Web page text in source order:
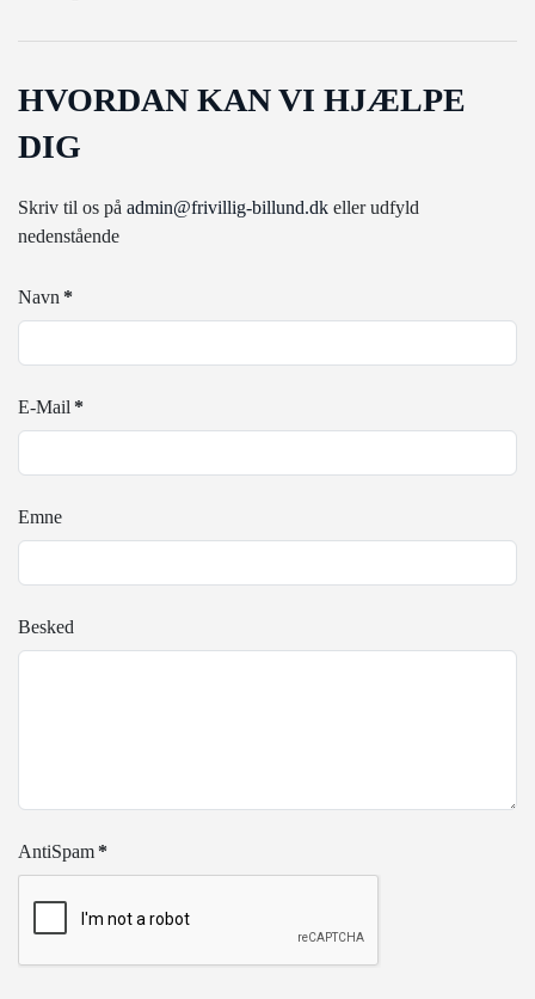
HVORDAN KAN VI HJÆLPE
DIG
Skriv til os på admin@frivillig-billund.dk eller udfyld
nedenstående
Navn *
E-Mail *
Emne
Besked
AntiSpam *